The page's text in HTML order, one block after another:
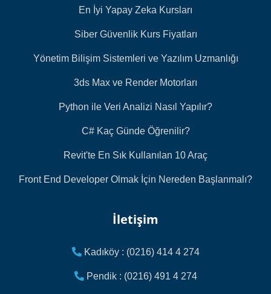
En İyi Yapay Zeka Kursları
Siber Güvenlik Kurs Fiyatları
Yönetim Bilişim Sistemleri ve Yazılım Uzmanlığı
3ds Max ve Render Motorları
Python ile Veri Analizi Nasıl Yapılır?
C# Kaç Günde Öğrenilir?
Revit'te En Sık Kullanılan 10 Araç
Front End Developer Olmak İçin Nereden Başlanmalı?
İletişim
Kadıköy : (0216) 414 4 274
Pendik : (0216) 491 4 274